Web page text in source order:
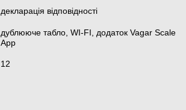
декларація відповідності
дублююче табло, WI-FI, додаток Vagar Scale
App
12